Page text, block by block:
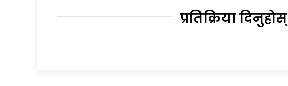
प्रतिक्रिया दिनुहोस्